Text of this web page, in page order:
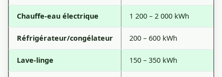
Chauffe-eau électrique 1 200 – 2 000 kWh
Réfrigérateur/congélateur 200 – 600 kWh
Lave-linge 150 – 350 kWh